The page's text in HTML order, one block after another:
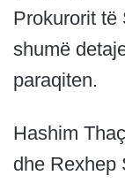
Prokurorit të
shumë
paraqiten.
Hashim
dhe Rexhep